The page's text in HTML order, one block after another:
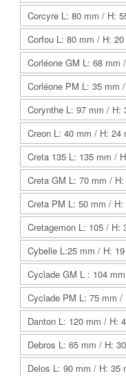
Corcyre L: 80 mm / H:
Corfou L: 80 mm / H:
Corléone GM L: 68 mm
Corléone PM L: 35 mm
Corynthe L: 97 mm / H:
Creon L: 40 mm / H: 24
Creta 135 L: 135 mm /
Creta GM L: 70 mm /
Creta PM L: 50 mm / H:
Cretagemon L: 105 / H:
Cybelle L:25 mm / H:
Cyclade GM L : 104
Cyclade PM L: 75 mm /
Danton L: 120 mm / H:
Debros L: 65 mm / H:
Delos L: 90 mm / H: 35